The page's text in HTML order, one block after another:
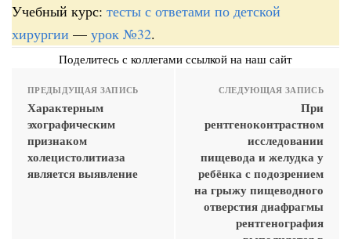
Учебный курс: тесты с ответами по детской
хирургии — урок №32.
Поделитесь с коллегами ссылкой на наш сайт
ПРЕДЫДУЩАЯ ЗАПИСЬ
Характерным
эхографическим
признаком
холецистолитиаза
является выявление
СЛЕДУЮЩАЯ ЗАПИСЬ
При
рентгеноконтрастном
исследовании
пищевода и желудка у
ребёнка с подозрением
на грыжу пищеводного
отверстия диафрагмы
рентгенография